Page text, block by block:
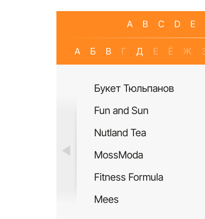
A B C D E
А Б В Г Д Е Ё Ж
Букет Тюльпанов
Fun and Sun
Nutland Tea
MossModa
Fitness Formula
Mees